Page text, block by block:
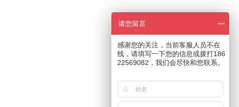
请您留言
感谢您的关注，当前客服人员不在
线，请填写一下您的信息或拨打186
22569082，我们会尽快和您联系。